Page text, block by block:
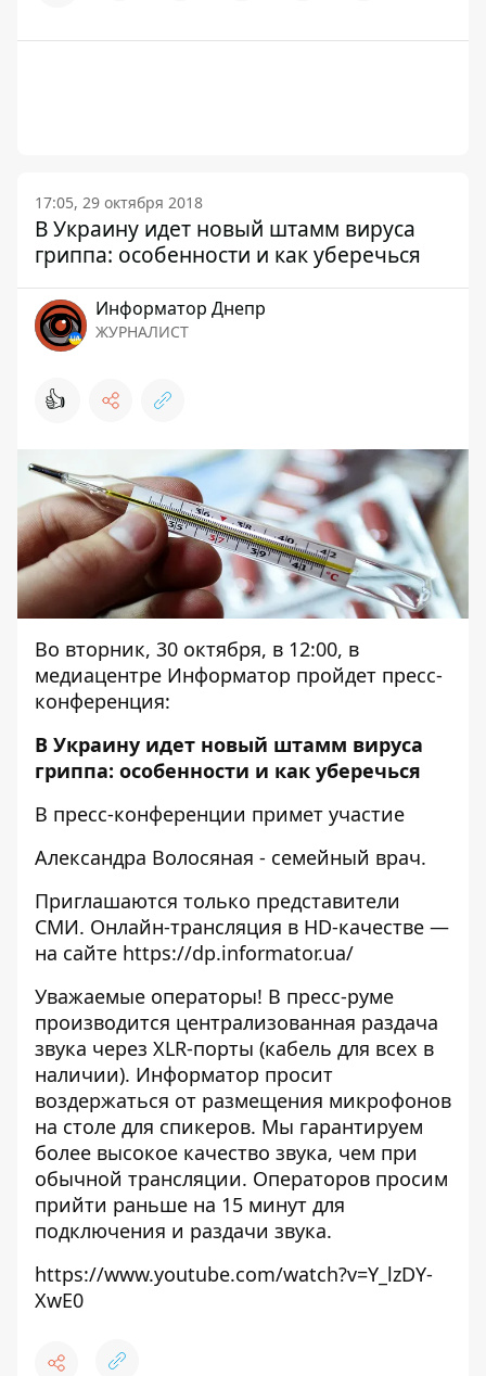
17:05, 29 октября 2018
В Украину идет новый штамм вируса
гриппа: особенности и как уберечься
Информатор Днепр
ЖУРНАЛИСТ
👍
Во вторник, 30 октября, в 12:00, в
медиацентре Информатор пройдет пресс-
конференция:
В Украину идет новый штамм вируса
гриппа: особенности и как уберечься
В пресс-конференции примет участие
Александра Волосяная - семейный врач.
Приглашаются только представители
СМИ. Онлайн-трансляция в HD-качестве —
на сайте https://dp.informator.ua/
Уважаемые операторы! В пресс-руме
производится централизованная раздача
звука через XLR-порты (кабель для всех в
наличии). Информатор просит
воздержаться от размещения микрофонов
на столе для спикеров. Мы гарантируем
более высокое качество звука, чем при
обычной трансляции. Операторов просим
прийти раньше на 15 минут для
подключения и раздачи звука.
https://www.youtube.com/watch?v=Y_lzDY-
XwE0